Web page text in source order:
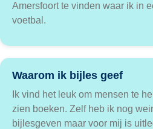
Amersfoort te vinden waar ik in
voetbal.
Waarom ik bijles geef
Ik vind het leuk om mensen te
zien boeken. Zelf heb ik nog
bijlesgeven maar voor mij is